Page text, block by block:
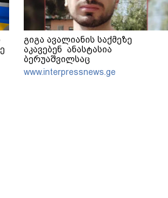
გიგა ავალიანის საქმეზე
აკავებენ ანასტასია
ბერუაშვილსაც
www.interpressnews.ge